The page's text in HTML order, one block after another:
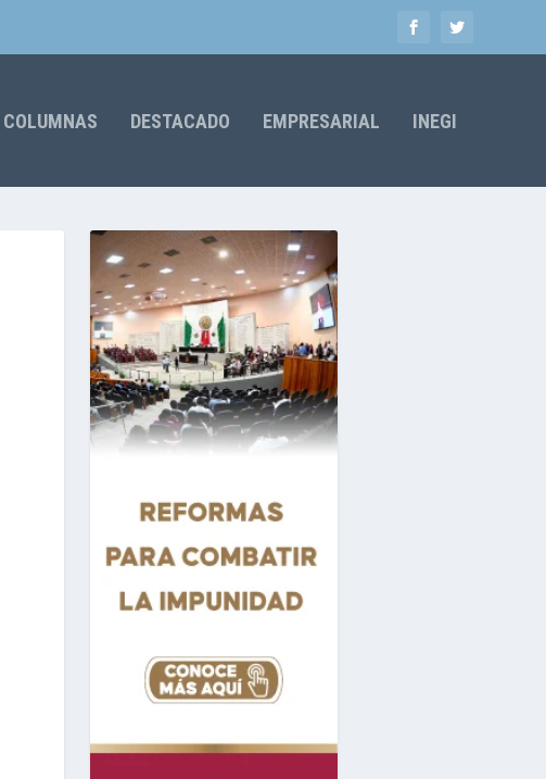
COLUMNAS DESTACADO EMPRESARIAL INEGI